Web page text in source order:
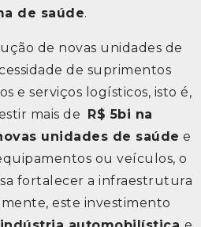
de saúde.
de novas unidades de
de suprimentos
e serviços logísticos, isto é,
mais de R$ 5bi na
unidades de saúde e
ou veículos, o
fortalecer a infraestrutura
este investimento